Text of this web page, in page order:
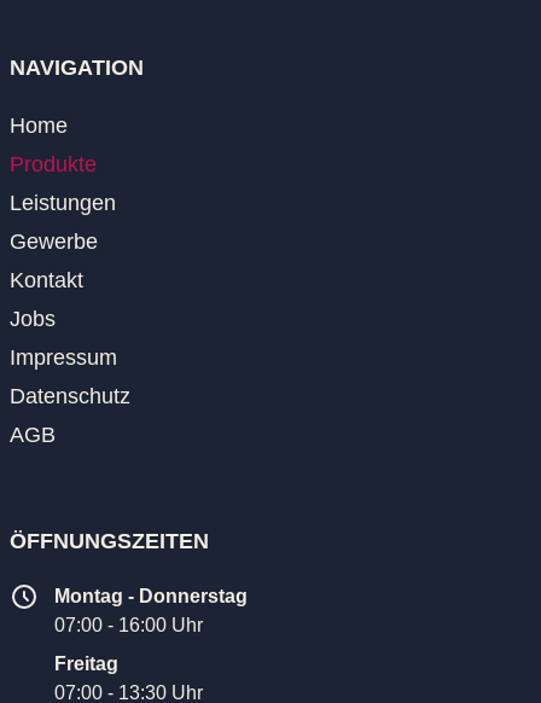
NAVIGATION
Home
Produkte
Leistungen
Gewerbe
Kontakt
Jobs
Impressum
Datenschutz
AGB
ÖFFNUNGSZEITEN
Montag - Donnerstag
07:00 - 16:00 Uhr
Freitag
07:00 - 13:30 Uhr